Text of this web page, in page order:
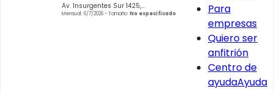
Av. Insurgentes Sur 1425,
Insurgentes Mixcoac, Benito Juárez,
Mensual: 6/7/2026- Tamaño: No especificado
Para
empresas
Quiero ser
anfitrión
Centro de
ayudaAyuda